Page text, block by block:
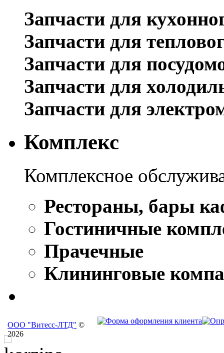
Запчасти для
Запчасти для
Запчасти для
Запчасти для
Запчасти для
Комплекс
Комплексное
Рестораны, бары
Гостиничные
Прачечные
Клининговые
ООО "Витесс-ЛТД" ©
2026